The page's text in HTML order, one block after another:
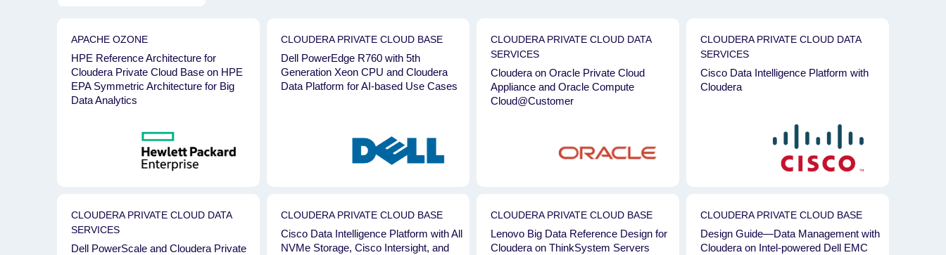
PRODUCT
Apache Ozone
Cloudera Private Cloud Base
Cloudera Private Cloud Data Services
PARTNER
Intel
HPE
NVIDIA
Cisco
IBM
VMware
APACHE OZONE
HPE Reference Architecture for
Cloudera Private Cloud Base on HPE
EPA Symmetric Architecture for Big
Data Analytics
CLOUDERA PRIVATE CLOUD BASE
Dell PowerEdge R760 with 5th
Generation Xeon CPU and Cloudera
Data Platform for AI-based Use Cases
CLOUDERA PRIVATE CLOUD DATA
SERVICES
Cloudera on Oracle Private Cloud
Appliance and Oracle Compute
Cloud@Customer
CLOUDERA PRIVATE CLOUD DATA
SERVICES
Cisco Data Intelligence Platform with
Cloudera
CLOUDERA PRIVATE CLOUD DATA
SERVICES
Dell PowerScale and Cloudera Private
CLOUDERA PRIVATE CLOUD BASE
Cisco Data Intelligence Platform with All
NVMe Storage, Cisco Intersight, and
CLOUDERA PRIVATE CLOUD BASE
Lenovo Big Data Reference Design for
Cloudera on ThinkSystem Servers
CLOUDERA PRIVATE CLOUD BASE
Design Guide—Data Management with
Cloudera on Intel-powered Dell EMC